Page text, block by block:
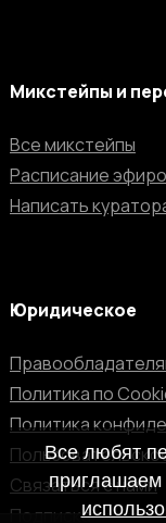
Микстейпы и
Все микстейпы
Расписание
Написать
Юридическое
Политика по
Политика
Связаться с нами
Подписка
Все любят
приглашаем